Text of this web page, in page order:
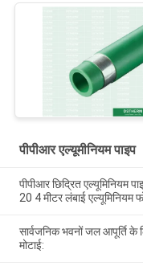
पीपीआर एल्यूमीनियम पाइप
पीपीआर छिद्रित एल्यूमिनियम
20 4 मीटर लंबाई एल्यूमिनियम
सार्वजनिक भवनों जल आपूर्ति के
मोटाई: